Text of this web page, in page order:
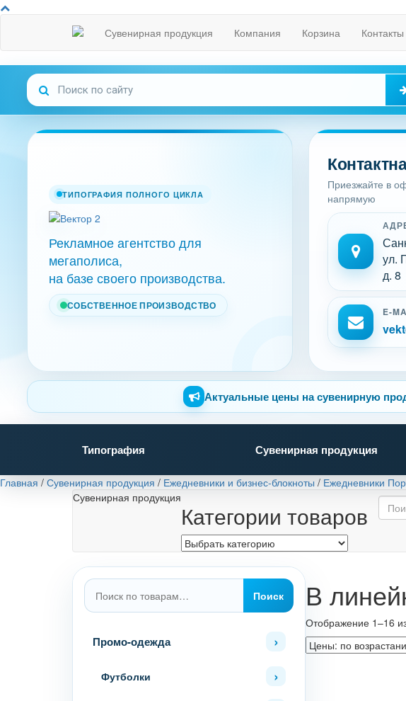
Сувенирная продукция Компания Корзина Контакты
ТИПОГРАФИЯ ПОЛНОГО ЦИКЛА
Рекламное агентство для
мегаполиса,
на базе своего производства.
СОБСТВЕННОЕ ПРОИЗВОДСТВО
Приезжайте в
напрямую
ул.
д. 8
E-
Актуальные цены на сувенирную
Типография Сувенирная продукция
Главная / Сувенирная продукция / Ежедневники и бизнес-блокноты / Ежедневники
Сувенирная продукция
Категории товаров
Искать:
Поиск
Промо-одежда
Футболки
В
Отображение 1–16